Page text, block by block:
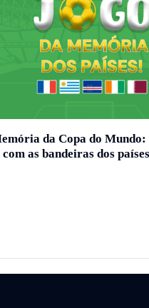
da Copa do Mundo:
as bandeiras dos